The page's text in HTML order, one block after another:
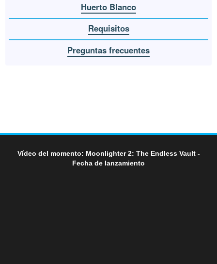
Huerto Blanco
Requisitos
Preguntas frecuentes
Vídeo del momento: Moonlighter 2: The Endless Vault -
Fecha de lanzamiento